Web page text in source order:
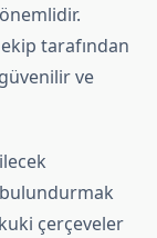
tarafından
ve
çerçeveler